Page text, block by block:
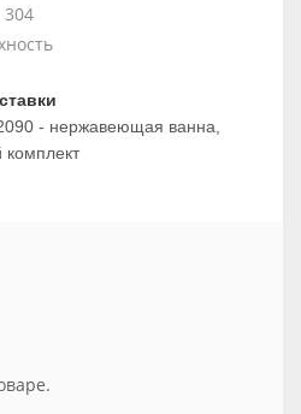
304
- нержавеющая ванна,